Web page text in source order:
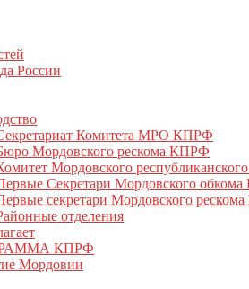
отделение КПРФ
России
Комитета МРО КПРФ
Мордовского рескома КПРФ
Мордовского
Секретари Мордовского
секретари Мордовского
отделения
КПРФ
Мордовии